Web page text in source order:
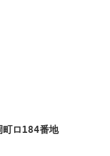
ロ184番地